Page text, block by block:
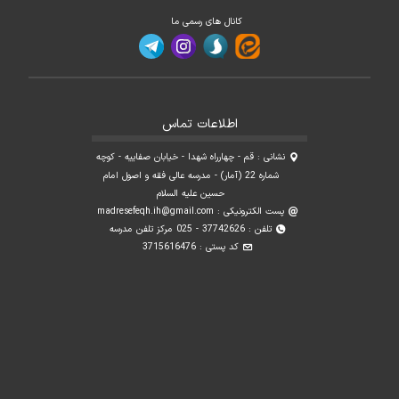
کانال های رسمی ما
اطلاعات تماس
نشانی : قم - چهارراه شهدا - خیابان صفاییه - کوچه
شماره 22 (آمار) - مدرسه عالی فقه و اصول امام
حسین علیه السلام
پست الکترونیکی : madresefeqh.ih@gmail.com
تلفن : 37742626 - 025 مرکز تلفن مدرسه
کد پستی : 3715616476